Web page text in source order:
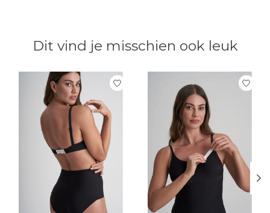
Dit vind je misschien ook leuk
Items van productcarrousel